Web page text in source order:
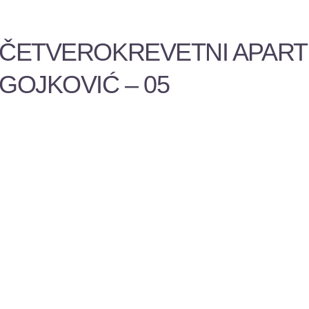
– 05